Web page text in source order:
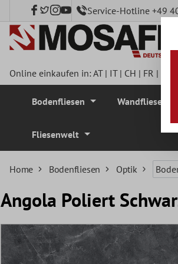
springen Service-Hotline +49
Online einkaufen in:AT| IT| CH | FR |
Bodenfliesen Wandfliesen
Fliesenwelt
Home Bodenfliesen Optik
Angola Poliert